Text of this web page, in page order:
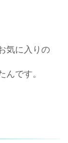
気に入りの
です。